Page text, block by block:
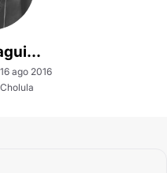
ago 2016